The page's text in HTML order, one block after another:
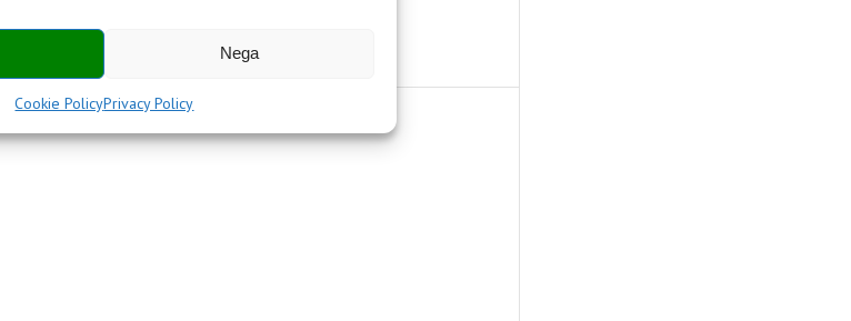
Nega
Cookie PolicyPrivacy Policy